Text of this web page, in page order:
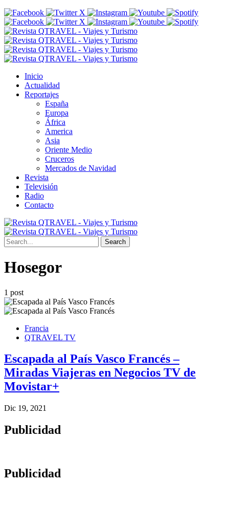
Inicio
Actualidad
Reportajes
España
Europa
África
America
Asia
Oriente Medio
Cruceros
Mercados de Navidad
Revista
Televisión
Radio
Contacto
Search
Hosegor
1 post
Francia
QTRAVEL TV
Escapada al País Vasco Francés –
Miradas Viajeras en Negocios TV de
Movistar+
Dic 19, 2021
Publicidad
Publicidad